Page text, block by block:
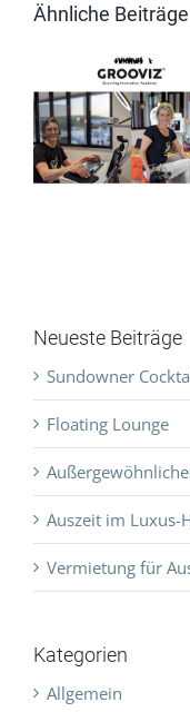
Ähnliche Beiträge
Live
Neueste Beiträge
Sundowner
Floating Lounge
Auszeit im Luxus-
Vermietung für
Kategorien
Allgemein